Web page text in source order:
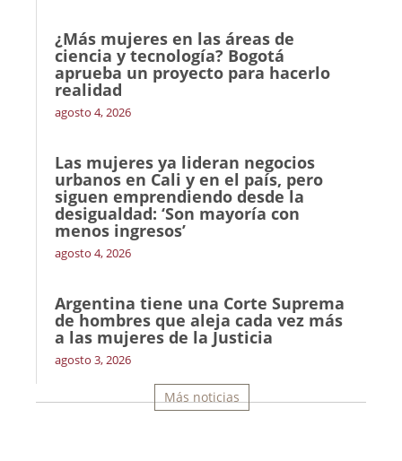
¿Más mujeres en las áreas de
ciencia y tecnología? Bogotá
aprueba un proyecto para hacerlo
realidad
agosto 4, 2026
Las mujeres ya lideran negocios
urbanos en Cali y en el país, pero
siguen emprendiendo desde la
desigualdad: ‘Son mayoría con
menos ingresos’
agosto 4, 2026
Argentina tiene una Corte Suprema
de hombres que aleja cada vez más
a las mujeres de la Justicia
agosto 3, 2026
Más noticias